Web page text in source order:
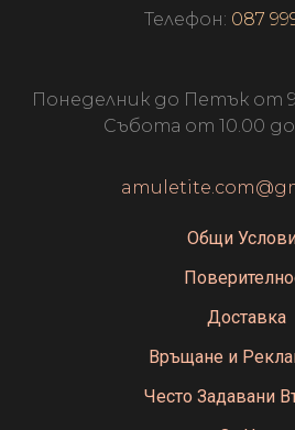
Телефон: 087
Понеделник до Петък от
Събота от 10.00 до
Общи
Доставка
Връщане и
Често Задавани